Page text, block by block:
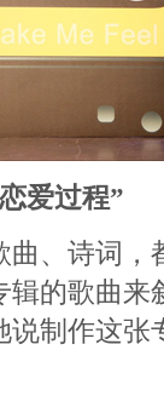
爱过程”
、诗词，
的歌曲来
制作这张